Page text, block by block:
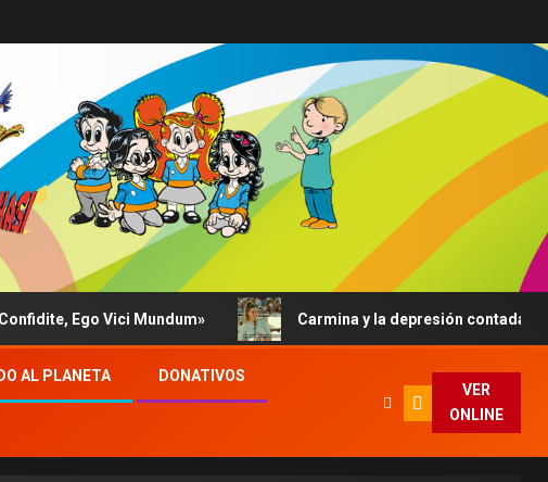
Ego Vici Mundum» Carmina y la depresión contada al
AL PLANETA DONATIVOS
VER
ONLINE